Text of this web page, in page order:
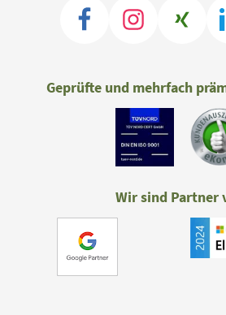
Geprüfte und mehrfach
Wir sind Partner